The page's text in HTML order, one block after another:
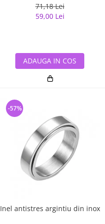
71,18 Lei
59,00 Lei
ADAUGA IN COS
Inel antistres argintiu din inox
-57%